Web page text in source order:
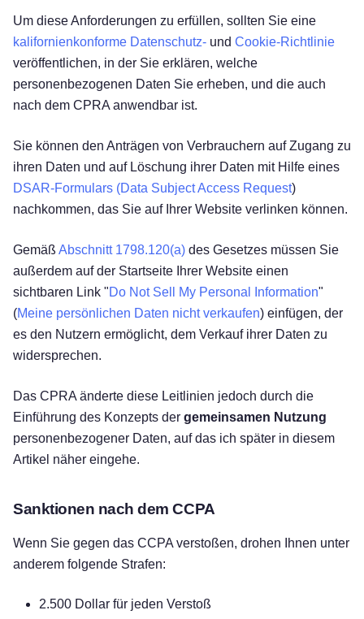
Um diese Anforderungen zu erfüllen, sollten Sie eine
kalifornienkonforme Datenschutz- und Cookie-Richtlinie
veröffentlichen, in der Sie erklären, welche
personenbezogenen Daten Sie erheben, und die auch
nach dem CPRA anwendbar ist.
Sie können den Anträgen von Verbrauchern auf Zugang zu
ihren Daten und auf Löschung ihrer Daten mit Hilfe eines
DSAR-Formulars (Data Subject Access Request)
nachkommen, das Sie auf Ihrer Website verlinken können.
Gemäß Abschnitt 1798.120(a) des Gesetzes müssen Sie
außerdem auf der Startseite Ihrer Website einen
sichtbaren Link "Do Not Sell My Personal Information"
(Meine persönlichen Daten nicht verkaufen) einfügen, der
es den Nutzern ermöglicht, dem Verkauf ihrer Daten zu
widersprechen.
Das CPRA änderte diese Leitlinien jedoch durch die
Einführung des Konzepts der gemeinsamen Nutzung
personenbezogener Daten, auf das ich später in diesem
Artikel näher eingehe.
Sanktionen nach dem CCPA
Wenn Sie gegen das CCPA verstoßen, drohen Ihnen unter
anderem folgende Strafen:
2.500 Dollar für jeden Verstoß